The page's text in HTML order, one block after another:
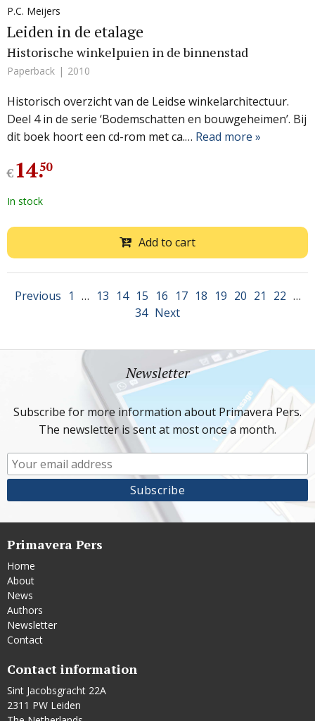
P.C. Meijers
Leiden in de etalage
Historische winkelpuien in de binnenstad
Paperback 2010
Historisch overzicht van de Leidse winkelarchitectuur.
Deel 4 in de serie ‘Bodemschatten en bouwgeheimen’. Bij
dit boek hoort een cd-rom met ca.… Read more »
€14.
50
In stock
Add to cart
Previous 1 … 13 14 15 16 17 18 19 20 21 22 …
34 Next
Newsletter
Subscribe for more information about Primavera Pers.
The newsletter is sent at most once a month.
Primavera Pers
Home
About
News
Authors
Newsletter
Contact
Contact information
Sint Jacobsgracht 22A
2311 PW Leiden